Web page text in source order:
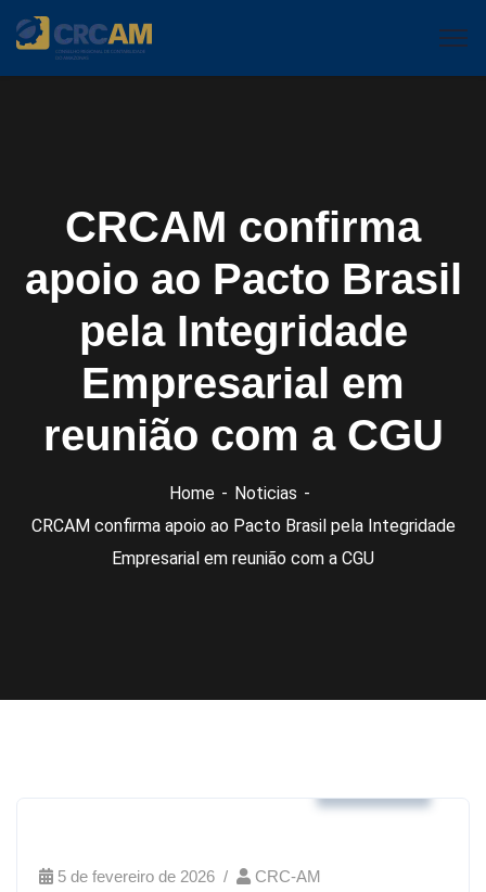
CRCAM confirma
apoio ao Pacto Brasil
pela Integridade
Empresarial em
reunião com a CGU
Home
Noticias
CRCAM confirma apoio ao Pacto Brasil pela Integridade
Empresarial em reunião com a CGU
5 de fevereiro de 2026 CRC-AM